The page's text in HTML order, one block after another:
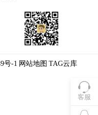
客服
号-1 网站地图 TAG云库